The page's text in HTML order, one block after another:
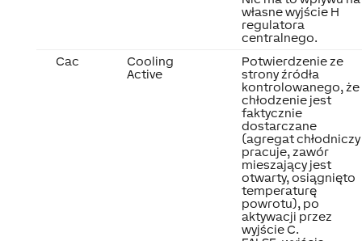
własne wyjście H
regulatora
centralnego.
Cac
Cooling
Active
Potwierdzenie ze
strony źródła
kontrolowanego, że
chłodzenie jest
faktycznie
dostarczane
(agregat chłodniczy
pracuje, zawór
mieszający jest
otwarty, osiągnięto
temperaturę
powrotu), po
aktywacji przez
wyjście C.